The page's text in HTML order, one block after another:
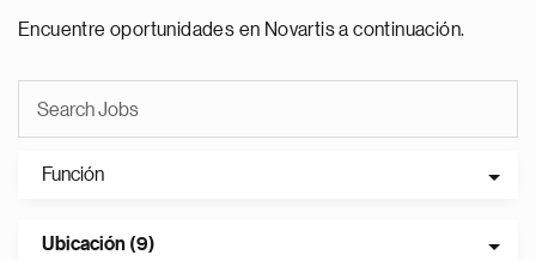
Encuentre oportunidades en Novartis a continuación.
Función
Ubicación (9)